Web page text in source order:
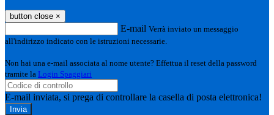
button close ×
E-mail Verrà inviato un messaggio
all'indirizzo indicato con le istruzioni necessarie.
Non hai una e-mail associata al nome utente? Effettua il reset della password
tramite la Login Spaggiari
E-mail inviata, si prega di controllare la casella di posta elettronica!